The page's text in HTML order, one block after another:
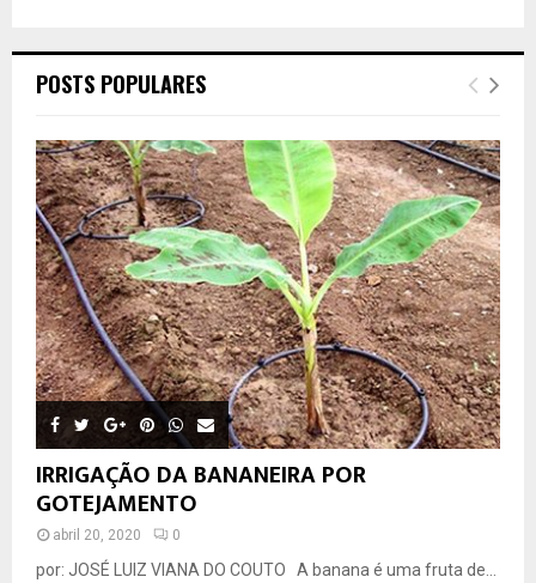
POSTS POPULARES
IRRIGAÇÃO DA BANANEIRA POR
GOTEJAMENTO
abril 20, 2020 0
por: JOSÉ LUIZ VIANA DO COUTO A banana é uma fruta de...